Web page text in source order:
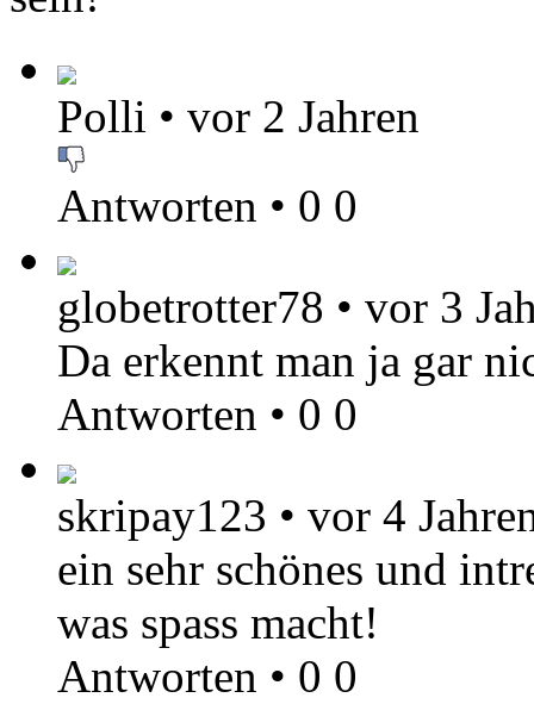
Polli • vor 2 Jahren
Antworten • 0 0
globetrotter78 • vor 3
Da erkennt man ja gar
Antworten • 0 0
skripay123 • vor 4
ein sehr schönes und
was spass macht!
Antworten • 0 0